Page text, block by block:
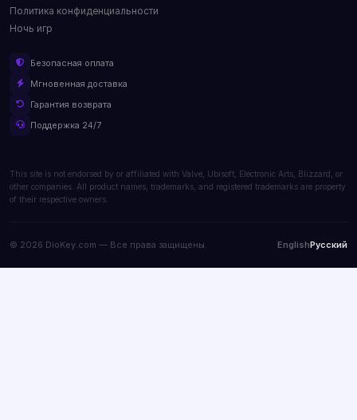
Политика конфиденциальности
Ночь игр
Безопасная оплата
Мгновенная доставка
Гарантия возврата
Поддержка 24/7
This site is not endorsed by or affiliated with Valve, Ubisoft, Electronic Arts, Blizzard, or
other companies. All product names, trademarks, and registered trademarks are property
of their respective owners.
© 2026 DioKey.com — Все права защищены. EnglishРусский